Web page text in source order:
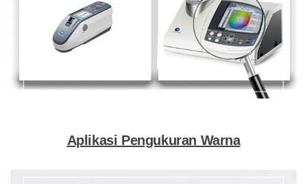
Aplikasi Pengukuran Warna